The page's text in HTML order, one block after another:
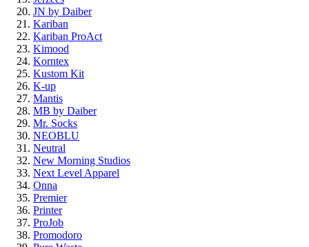
JN by Daiber
Kariban
Kariban ProAct
Kimood
Korntex
Kustom Kit
K-up
Mantis
MB by Daiber
Mr. Socks
NEOBLU
Neutral
New Morning Studios
Next Level Apparel
Onna
Premier
Printer
ProJob
Promodoro